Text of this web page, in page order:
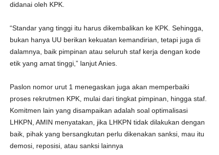
didanai oleh KPK.
“Standar yang tinggi itu harus dikembalikan ke KPK. Sehingga,
bukan hanya UU berikan kekuatan kemandirian, tetapi juga di
dalamnya, baik pimpinan atau seluruh staf kerja dengan kode
etik yang amat tinggi,” lanjut Anies.
Paslon nomor urut 1 menegaskan juga akan memperbaiki
proses rekrutmen KPK, mulai dari tingkat pimpinan, hingga staf.
Komitmen lain yang disampaikan adalah soal optimalisasi
LHKPN, AMIN menyatakan, jika LHKPN tidak dilakukan dengan
baik, pihak yang bersangkutan perlu dikenakan sanksi, mau itu
demosi, reposisi, atau sanksi lainnya